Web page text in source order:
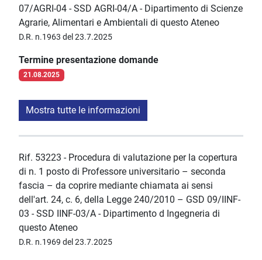
07/AGRI-04 - SSD AGRI-04/A - Dipartimento di Scienze
Agrarie, Alimentari e Ambientali di questo Ateneo
D.R. n.1963 del 23.7.2025
Termine presentazione domande
21.08.2025
Mostra tutte le informazioni
Rif. 53223 - Procedura di valutazione per la copertura
di n. 1 posto di Professore universitario – seconda
fascia – da coprire mediante chiamata ai sensi
dell'art. 24, c. 6, della Legge 240/2010 – GSD 09/IINF-
03 - SSD IINF-03/A - Dipartimento d Ingegneria di
questo Ateneo
D.R. n.1969 del 23.7.2025